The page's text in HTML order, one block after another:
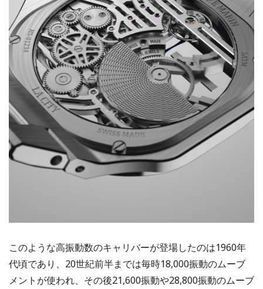
このような高振動数のキャリバーが登場したのは1960年
代頃であり、20世紀前半までは毎時18,000振動のムーブ
メントが使われ、その後21,600振動や28,800振動のムーブ